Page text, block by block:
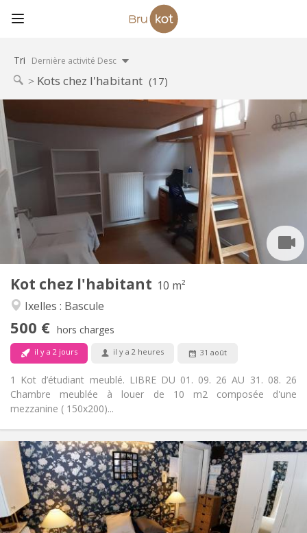
Tri Dernière activité Desc
Kots chez l'habitant (17)
Kot chez l'habitant 10 m²
Ixelles : Bascule
500 € hors charges
il y a 2 jours il y a 2 heures 31 août
1 Kot d’étudiant meublé. LIBRE DU 01. 09. 26 AU 31. 08. 26
Chambre meublée à louer de 10 m2 composée d'une
mezzanine ( 150x200)...
Infos Pratiques
Loyer:
500 €
12 mois
Domiciliation:
Non
Aménagement
Salle de bain:
Commune
Cuisine:
Commune
Superficie:
10 m
2
Pièces privées:
1
Chaleureuse, calme, studieuse
Infos Pratiques
Loyer:
Charges:
175 €
Durée:
12 mois
Domiciliation:
Acceptée